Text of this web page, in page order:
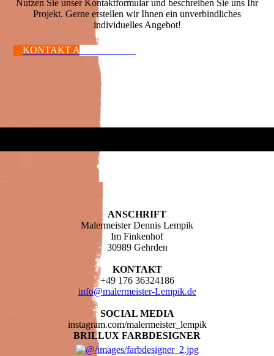
Nutzen Sie unser Kontaktformular und beschreiben Sie uns Ihr
Projekt. Gerne erstellen wir Ihnen ein unverbindliches
individuelles Angebot!
KONTAKT AUFNEHMEN
ANSCHRIFT
Malermeister Dennis Lempik
Im Finkenhof
30989 Gehrden
KONTAKT
+49 176 36324186
info@malermeister-Lempik.de
SOCIAL MEDIA
instagram.com/malermeister_lempik
BRILLUX FARBDESIGNER